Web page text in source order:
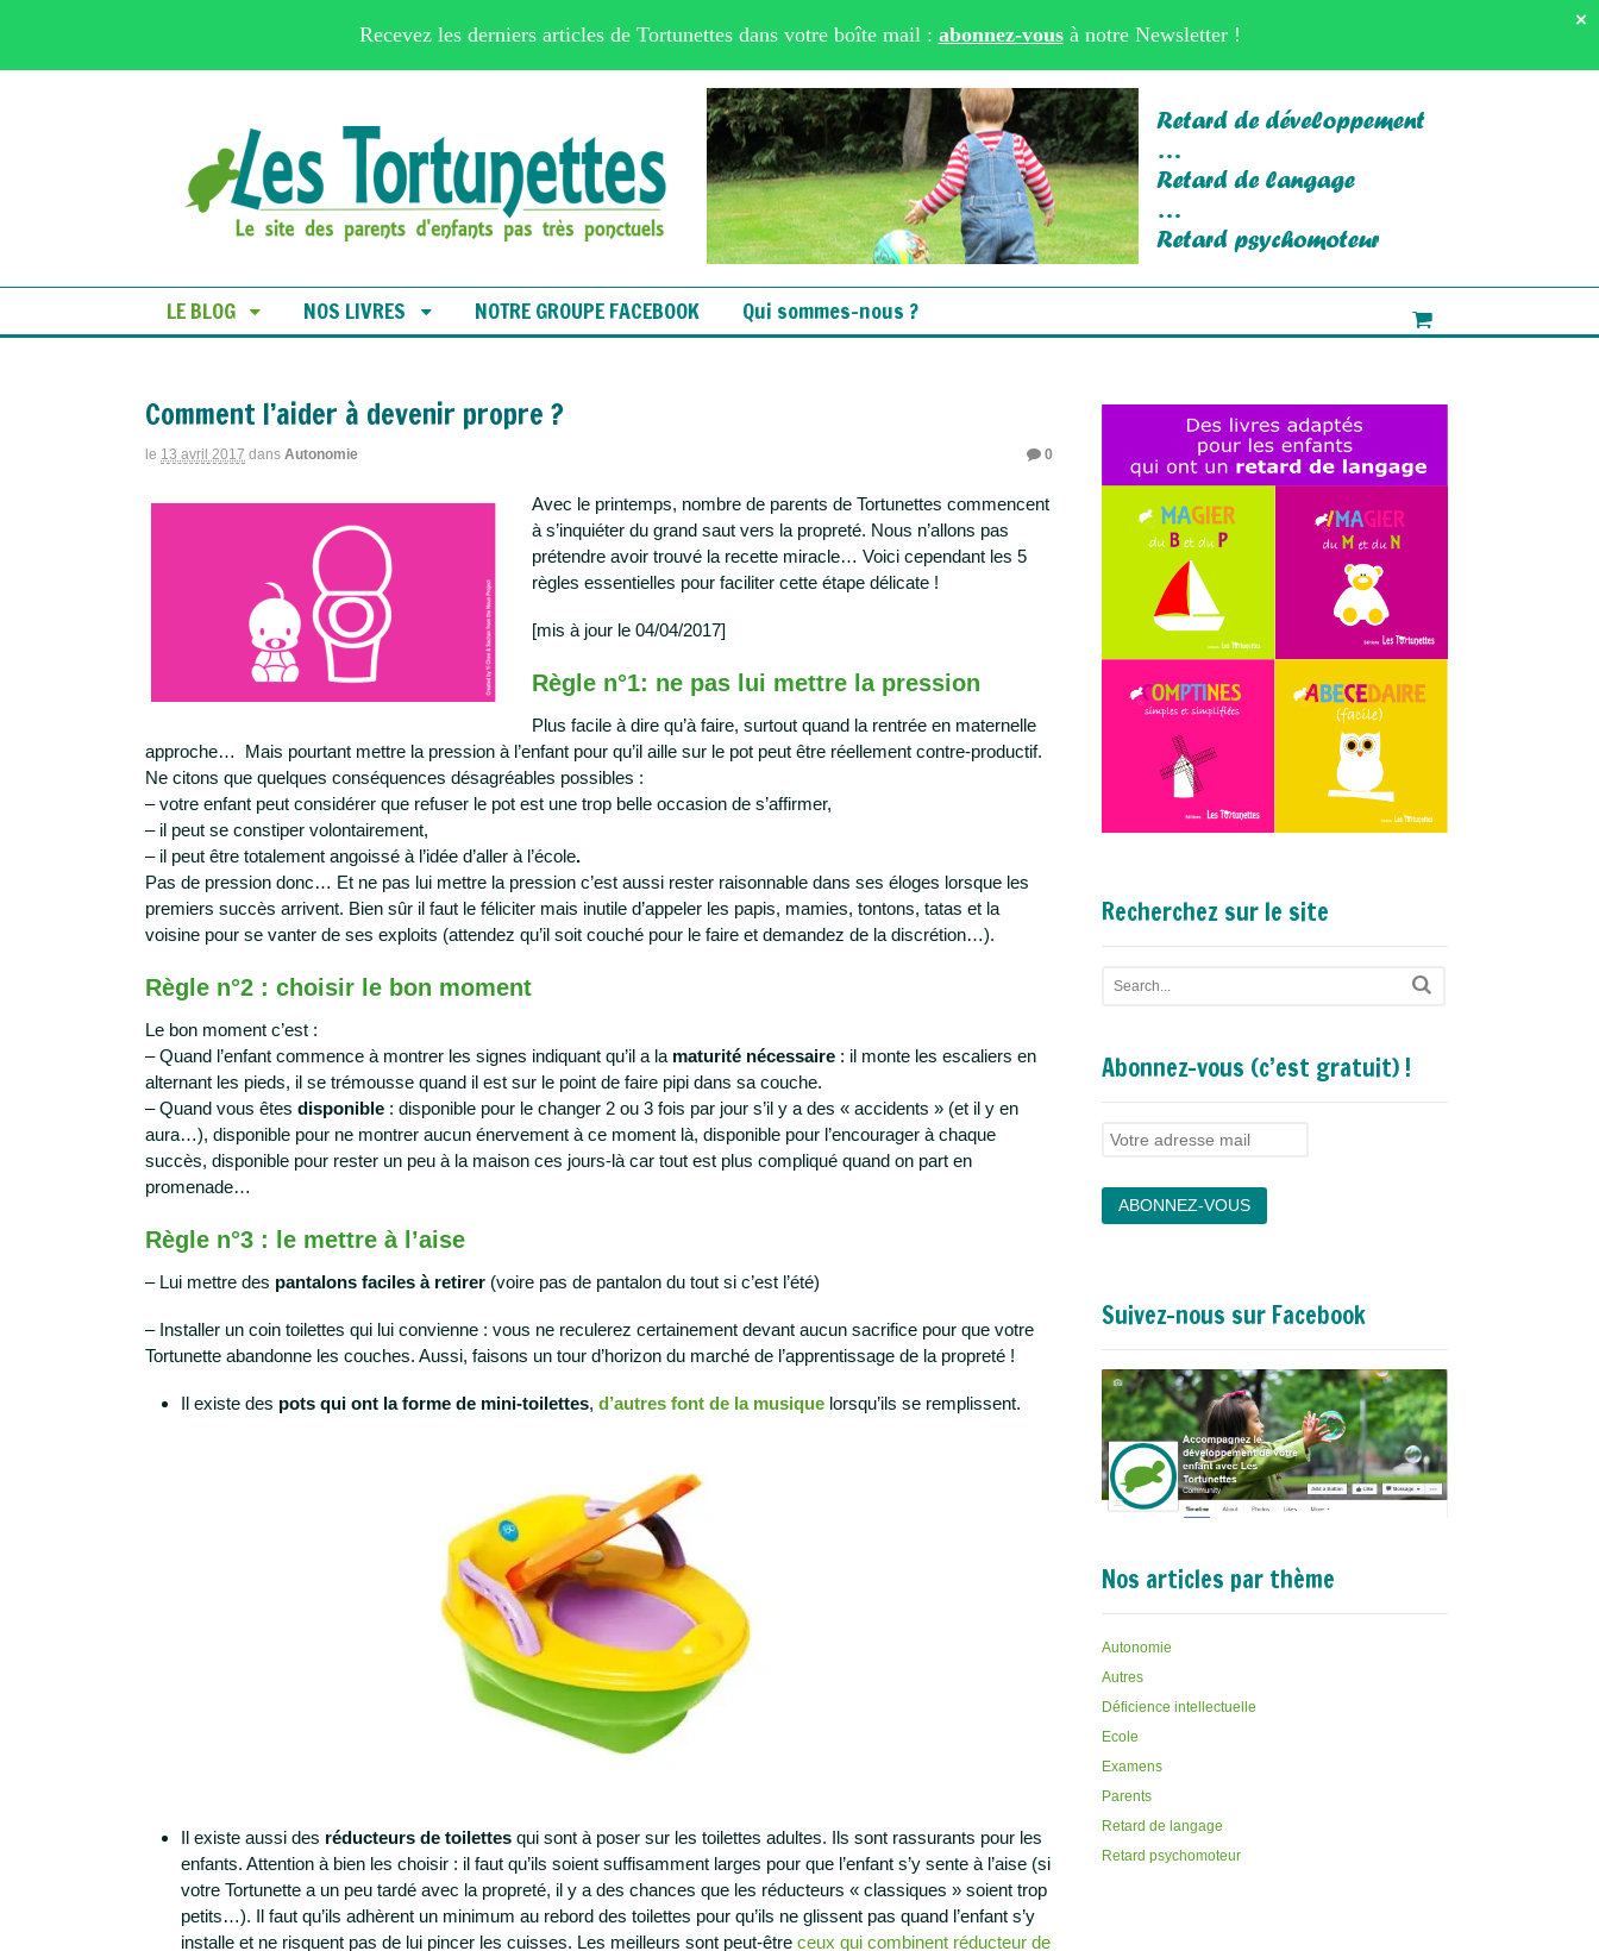
Recevez les derniers articles de Tortunettes dans votre boîte mail : abonnez-vousà notre Newsletter!
×
LE BLOG NOS LIVRES NOTRE GROUPE FACEBOOK Qui sommes-nous ?
Comment l’aider à devenir propre ?
le 13 avril 2017 dans Autonomie 0
Avec le printemps, nombre de parents de Tortunettes commencent
à s’inquiéter du grand saut vers la propreté. Nous n’allons pas
prétendre avoir trouvé la recette miracle… Voici cependant les 5
règles essentielles pour faciliter cette étape délicate !
[mis à jour le 04/04/2017]
Règle n°1: ne pas lui mettre la pression
Plus facile à dire qu’à faire, surtout quand la rentrée en maternelle
approche… Mais pourtant mettre la pression à l’enfant pour qu’il aille sur le pot peut être réellement contre-productif.
Ne citons que quelques conséquences désagréables possibles :
– votre enfant peut considérer que refuser le pot est une trop belle occasion de s’affirmer,
– il peut se constiper volontairement,
– il peut être totalement angoissé à l’idée d’aller à l’école.
Pas de pression donc… Et ne pas lui mettre la pression c’est aussi rester raisonnable dans ses éloges lorsque les
premiers succès arrivent. Bien sûr il faut le féliciter mais inutile d’appeler les papis, mamies, tontons, tatas et la
voisine pour se vanter de ses exploits (attendez qu’il soit couché pour le faire et demandez de la discrétion…).
Règle n°2 : choisir le bon moment
Le bon moment c’est :
– Quand l’enfant commence à montrer les signes indiquant qu’il a la maturité nécessaire : il monte les escaliers en
alternant les pieds, il se trémousse quand il est sur le point de faire pipi dans sa couche.
– Quand vous êtes disponible : disponible pour le changer 2 ou 3 fois par jour s’il y a des « accidents » (et il y en
aura…), disponible pour ne montrer aucun énervement à ce moment là, disponible pour l’encourager à chaque
succès, disponible pour rester un peu à la maison ces jours-là car tout est plus compliqué quand on part en
promenade…
Règle n°3 : le mettre à l’aise
– Lui mettre des pantalons faciles à retirer (voire pas de pantalon du tout si c’est l’été)
– Installer un coin toilettes qui lui convienne : vous ne reculerez certainement devant aucun sacrifice pour que votre
Tortunette abandonne les couches. Aussi, faisons un tour d’horizon du marché de l’apprentissage de la propreté !
Il existe des pots qui ont la forme de mini-toilettes, d’autres font de la musique lorsqu’ils se remplissent.
Il existe aussi des réducteurs de toilettes qui sont à poser sur les toilettes adultes. Ils sont rassurants pour les
enfants. Attention à bien les choisir : il faut qu’ils soient suffisamment larges pour que l’enfant s’y sente à l’aise (si
votre Tortunette a un peu tardé avec la propreté, il y a des chances que les réducteurs « classiques » soient trop
petits…). Il faut qu’ils adhèrent un minimum au rebord des toilettes pour qu’ils ne glissent pas quand l’enfant s’y
installe et ne risquent pas de lui pincer les cuisses. Les meilleurs sont peut-être ceux qui combinent réducteur de
Recherchez sur le site
Abonnez-vous (c’est gratuit) !
Suivez-nous sur Facebook
Nos articles par thème
Autonomie
Autres
Déficience intellectuelle
Ecole
Examens
Parents
Retard de langage
Retard psychomoteur